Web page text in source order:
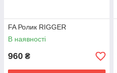
FA Ролик RIGGER
В наявності
960 ₴